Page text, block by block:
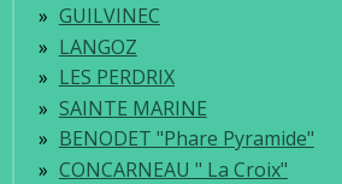
GUILVINEC
LANGOZ
LES PERDRIX
SAINTE MARINE
BENODET "Phare Pyramide"
CONCARNEAU " La Croix"